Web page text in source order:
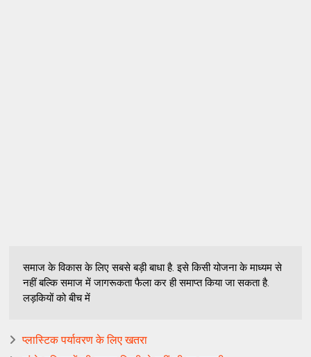
समाज के विकास के लिए सबसे बड़ी बाधा है. इसे किसी योजना के माध्यम से
नहीं बल्कि समाज में जागरूकता फैला कर ही समाप्त किया जा सकता है.
लड़कियों को बीच में
प्लास्टिक पर्यावरण के लिए खतरा